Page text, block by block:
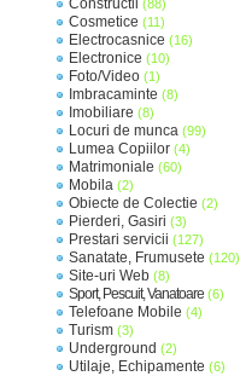
Constructii (88)
Cosmetice (11)
Electrocasnice (16)
Electronice (10)
Foto/Video (1)
Imbracaminte (8)
Imobiliare (8)
Locuri de munca (99)
Lumea Copiilor (4)
Matrimoniale (60)
Mobila (2)
Obiecte de Colectie (2)
Pierderi, Gasiri (3)
Prestari servicii (127)
Sanatate, Frumusete (120)
Site-uri Web (8)
Sport, Pescuit, Vanatoare (6)
Telefoane Mobile (4)
Turism (3)
Underground (2)
Utilaje, Echipamente (6)